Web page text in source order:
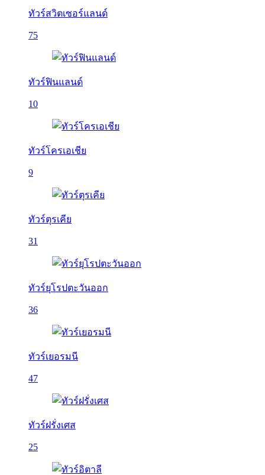
ทัวร์สวิตเซอร์แลนด์
75
ทัวร์ฟินแลนด์
10
ทัวร์โครเอเชีย
9
ทัวร์ตุรเคีย
31
ทัวร์ยุโรปตะวันออก
36
ทัวร์เยอรมนี
47
ทัวร์ฝรั่งเศส
25